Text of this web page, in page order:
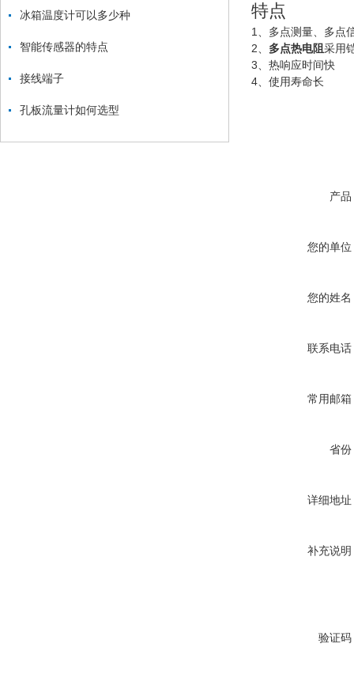
冰箱温度计可以多少种
智能传感器的特点
接线端子
孔板流量计如何选型
特点
1、多点测量、多点
2、 多点热电阻采用
3、热响应时间快
4、使用寿命长
产品
您的单位
您的姓名
联系电话
常用邮箱
省份
详细地址
补充说明
验证码